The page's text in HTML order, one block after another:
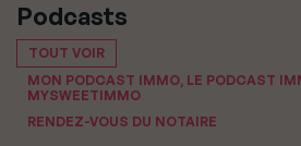
Podcasts
TOUT VOIR
MON PODCAST IMMO, LE PODCAST
MYSWEETIMMO
RENDEZ-VOUS DU NOTAIRE